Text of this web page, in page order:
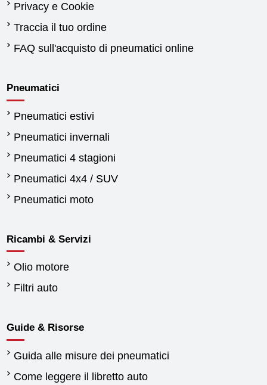
Privacy e Cookie
Traccia il tuo ordine
FAQ sull'acquisto di pneumatici online
Pneumatici
Pneumatici estivi
Pneumatici invernali
Pneumatici 4 stagioni
Pneumatici 4x4 / SUV
Pneumatici moto
Ricambi & Servizi
Olio motore
Filtri auto
Guide & Risorse
Guida alle misure dei pneumatici
Come leggere il libretto auto